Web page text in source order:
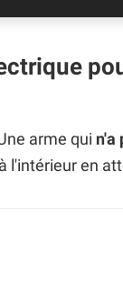
arme qui n'a
à l'intérieur en